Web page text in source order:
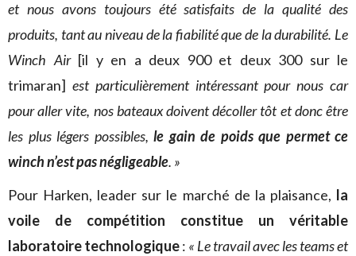
et nous avons toujours été satisfaits de la qualité des
produits, tant au niveau de la fiabilité que de la durabilité. Le
Winch Air [il y en a deux 900 et deux 300 sur le
trimaran] est particulièrement intéressant pour nous car
pour aller vite, nos bateaux doivent décoller tôt et donc être
les plus légers possibles, le gain de poids que permet ce
winch n’est pas négligeable. »
Pour Harken, leader sur le marché de la plaisance, la
voile de compétition constitue un véritable
laboratoire technologique: « Le travail avec les teams et